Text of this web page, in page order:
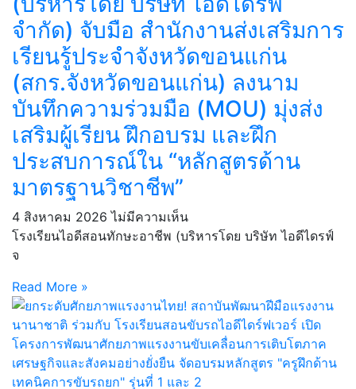
จำกัด) จับมือ สำนักงานส่งเสริมการ
เรียนรู้ประจำจังหวัดขอนแก่น
(สกร.จังหวัดขอนแก่น) ลงนาม
บันทึกความร่วมมือ (MOU) มุ่งส่ง
เสริมผู้เรียน ฝึกอบรม และฝึก
ประสบการณ์ใน “หลักสูตรด้าน
มาตรฐานวิชาชีพ”
4 สิงหาคม 2026ไม่มีความเห็น
โรงเรียนไอดีสอนทักษะอาชีพ (บริหารโดย บริษัท ไอดีไดรฟ์
จ
Read More »